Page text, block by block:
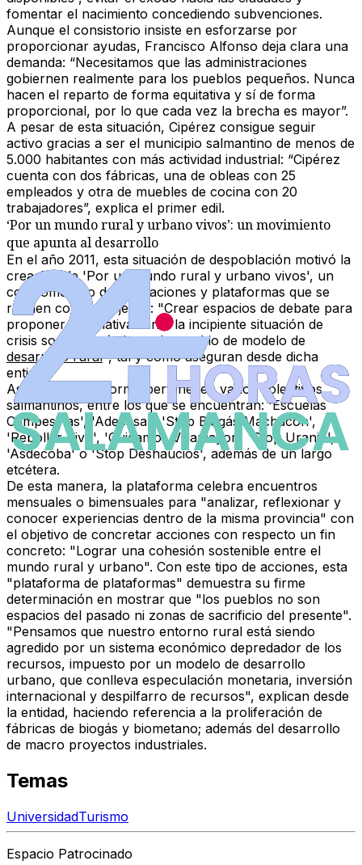
fomentar el nacimiento concediendo subvenciones.
Aunque el consistorio insiste en esforzarse por
proporcionar ayudas, Francisco Alfonso deja clara una
demanda: “Necesitamos que las administraciones
gobiernen realmente para los pueblos pequeños. Nunca
hacen el reparto de forma equitativa y sí de forma
proporcional, por lo que cada vez la brecha es mayor”.
A pesar de esta situación, Cipérez consigue seguir
activo gracias a ser el municipio salmantino de menos de
5.000 habitantes con más actividad industrial: “Cipérez
cuenta con dos fábricas, una de obleas con 25
empleados y otra de muebles de cocina con 20
trabajadores”, explica el primer edil.
‘Por un mundo rural y urbano vivos’: un movimiento
que apunta al desarrollo
En el año 2011, esta situación de despoblación motivó la
creación de'Por un mundo rural y urbano vivos', un
conglomerado de
asociaciones y plataformas que se
reúnen con un objetivo: "Crear espacios de debate para
proponer alternativas ante la incipiente situación de
crisis socioeconómica y de cambio de modelo de
desarrollo rural", tal y como aseguran desde dicha
entidad.
Así, a esta plataforma pertenecen varios colectivos
salmantinos, entre los que se encuentran: 'Escuelas
Campesinas', 'Adecasal', 'Stop Biogás Machacón',
'Rebollar Vivo', 'Cuidamos Villamayor', 'Stop Uranio',
'Asdecoba' o 'Stop Deshaucios', además de un largo
etcétera.
De esta manera, la plataforma celebra encuentros
mensuales o bimensuales para "analizar, reflexionar y
conocer experiencias dentro de la misma provincia" con
el objetivo de concretar acciones con respecto un fin
concreto: "Lograr una cohesión sostenible entre el
mundo rural y urbano". Con este tipo de acciones, esta
"plataforma de plataformas" demuestra su firme
determinación en mostrar que "los pueblos no son
espacios del pasado ni zonas de sacrificio del presente".
"Pensamos que nuestro entorno rural está siendo
agredido por un sistema económico depredador de los
recursos, impuesto por un modelo de desarrollo
urbano, que conlleva especulación monetaria, inversión
internacional y despilfarro de recursos", explican desde
la entidad, haciendo referencia a la proliferación de
fábricas de biogás y biometano; además del desarrollo
de macro proyectos industriales.
Temas
UniversidadTurismo
Espacio Patrocinado